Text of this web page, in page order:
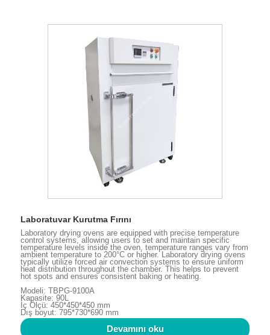
Laboratuvar Kurutma Fırını
Laboratory drying ovens are equipped with precise temperature
control systems, allowing users to set and maintain specific
temperature levels inside the oven, temperature ranges vary from
ambient temperature to 200°C or higher. Laboratory drying ovens
typically utilize forced air convection systems to ensure uniform
heat distribution throughout the chamber. This helps to prevent
hot spots and ensures consistent baking or heating.
Modeli: TBPG-9100A
Kapasite: 90L
İç Ölçü: 450*450*450 mm
Dış boyut: 795*730*690 mm
Devamını oku